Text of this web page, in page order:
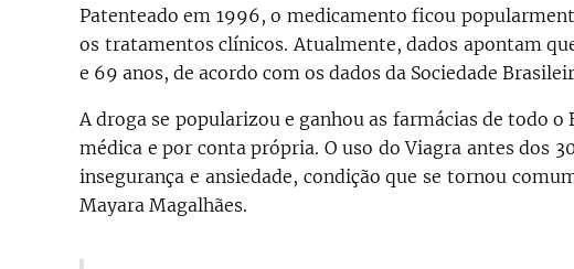
Patenteado em 1996, o medicamento ficou
os tratamentos clínicos. Atualmente, dados apontam
e 69 anos, de acordo com os dados da Sociedade
A droga se popularizou e ganhou as farmácias de todo
médica e por conta própria. O uso do Viagra antes dos
insegurança e ansiedade, condição que se tornou
Mayara Magalhães.